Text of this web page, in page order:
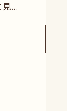
見...